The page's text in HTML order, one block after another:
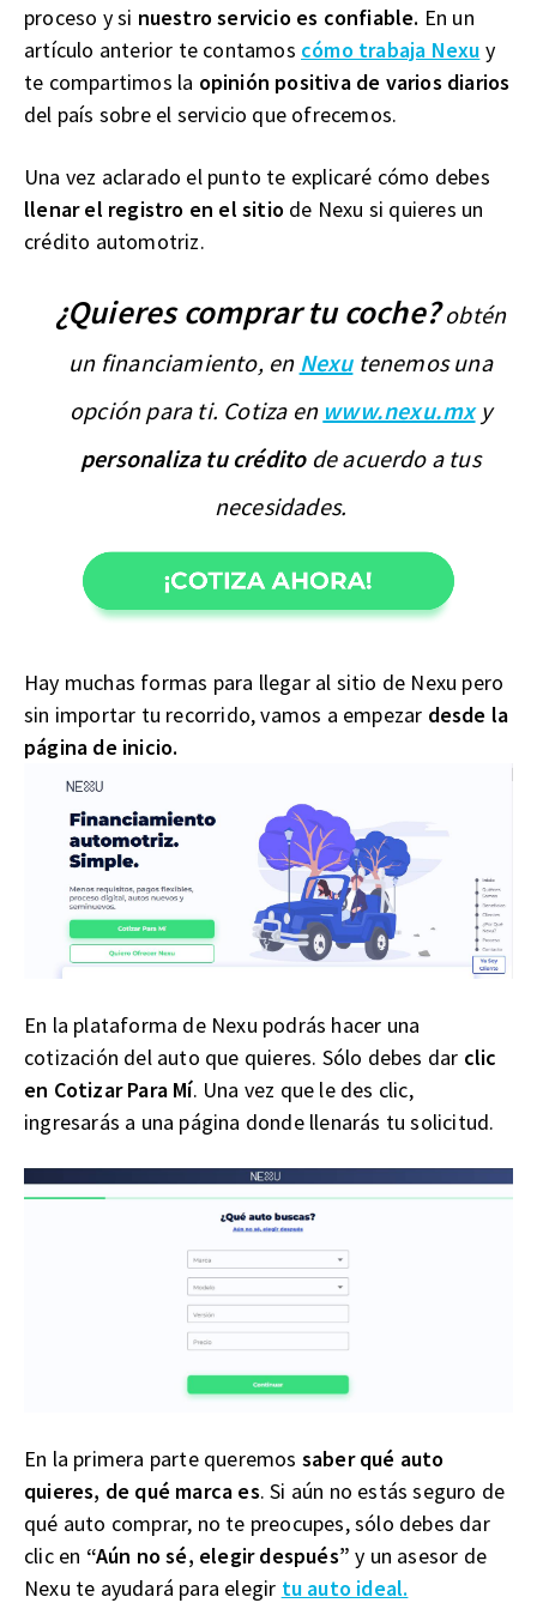
proceso y si nuestro servicio es confiable. En un
artículo anterior te contamos cómo trabaja Nexu y
te compartimos la opinión positiva de varios diarios
del país sobre el servicio que ofrecemos.
Una vez aclarado el punto te explicaré cómo debes
llenar el registro en el sitio de Nexu si quieres un
crédito automotriz.
¿Quieres comprar tu coche?obtén
un financiamiento, en Nexutenemos una
opción para ti. Cotiza en www.nexu.mxy
personaliza tu créditode acuerdo a tus
necesidades.
Hay muchas formas para llegar al sitio de Nexu pero
sin importar tu recorrido, vamos a empezar desde la
página de inicio.
En la plataforma de Nexu podrás hacer una
cotización del auto que quieres. Sólo debes dar clic
en Cotizar Para Mí. Una vez que le des clic,
ingresarás a una página donde llenarás tu solicitud.
En la primera parte queremos saber qué auto
quieres, de qué marca es. Si aún no estás seguro de
qué auto comprar, no te preocupes, sólo debes dar
clic en “Aún no sé, elegir después” y un asesor de
Nexu te ayudará para elegir tu auto ideal.